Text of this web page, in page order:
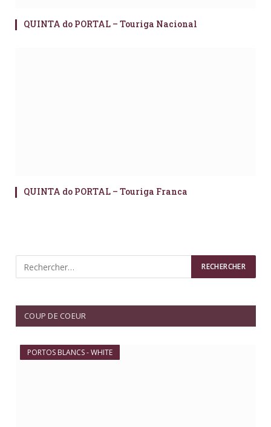
QUINTA do PORTAL – Touriga Nacional
QUINTA do PORTAL – Touriga Franca
COUP DE COEUR
PORTOS BLANCS - WHITE